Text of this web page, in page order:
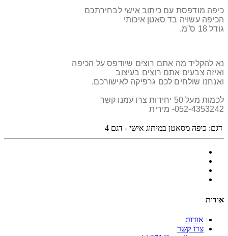
כיפה מודפסת עם כיתוב אישי לבחירתכם
הכיפה עשויה בד סאטן איכותי
גודל 18 ס”מ.
נא להקליד מה אתם רוצים שיודפס על הכיפה
ואיזה צבעים אתם רוצים בעיצוב
ואנחנו שולחים לכם גרפיקה לאישורכם.
לכמות מעל 50 יחידות צרו עמנו קשר
052-4353242- מירית
דגם: כיפה מסאטן במיתוג אישי - דגם 4
אודות
אודות
צרו קשר